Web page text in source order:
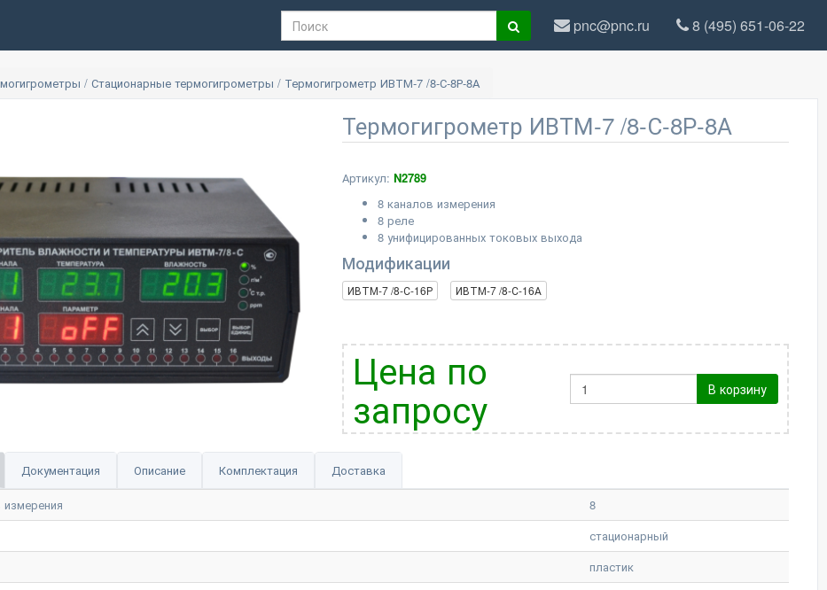
8 (495) 651-06-22
pnc@pnc.ru
/ Стационарные термогигрометры / Термогигрометр ИВТМ-7 /8-С-8Р-8А
Термогигрометр ИВТМ-7 /8-С-8Р-8А
Артикул: N2789
8 каналов измерения
8 реле
8 унифицированных токовых выхода
Модификации
ИВТМ-7 /8-С-16Р ИВТМ-7 /8-С-16А
Цена по
запросу В корзину
Документация Описание Комплектация Доставка
8
стационарный
пластик